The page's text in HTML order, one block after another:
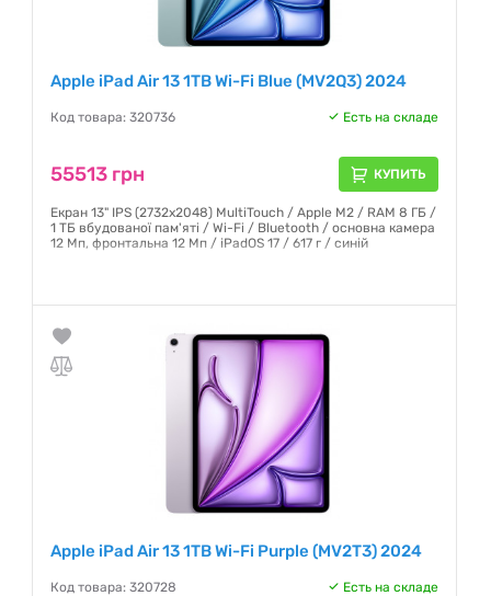
Apple iPad Air 13 1TB Wi-Fi Blue (MV2Q3) 2024
Код товара: 320736 Есть на складе
55513 грн КУПИТЬ
Екран 13" IPS (2732x2048) MultiTouch / Apple M2 / RAM 8 ГБ /
1 ТБ вбудованої пам'яті / Wi-Fi / Bluetooth / основна камера
12 Мп, фронтальна 12 Мп / iPadOS 17 / 617 г / синій
Apple iPad Air 13 1TB Wi-Fi Purple (MV2T3) 2024
Код товара: 320728 Есть на складе